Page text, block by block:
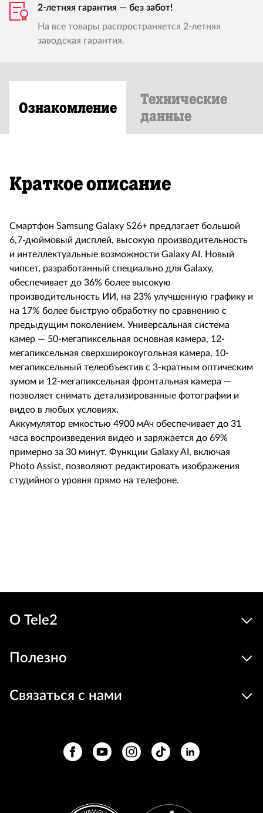
2-летняя гарантия — без забот!
На все товары распространяется 2-летняя
заводская гарантия.
Ознакомление
Технические
данные
Краткое описание
Смартфон Samsung Galaxy S26+ предлагает большой
6,7-дюймовый дисплей, высокую производительность
и интеллектуальные возможности Galaxy AI. Новый
чипсет, разработанный специально для Galaxy,
обеспечивает до 36% более высокую
производительность ИИ, на 23% улучшенную графику и
на 17% более быструю обработку по сравнению с
предыдущим поколением. Универсальная система
камер — 50-мегапиксельная основная камера, 12-
мегапиксельная сверхширокоугольная камера, 10-
мегапиксельный телеобъектив с 3-кратным оптическим
зумом и 12-мегапиксельная фронтальная камера —
позволяет снимать детализированные фотографии и
видео в любых условиях.
Аккумулятор емкостью 4900 мАч обеспечивает до 31
часа воспроизведения видео и заряжается до 69%
примерно за 30 минут. Функции Galaxy AI, включая
Photo Assist, позволяют редактировать изображения
студийного уровня прямо на телефоне.
О Tele2
Полезно
Связаться с нами